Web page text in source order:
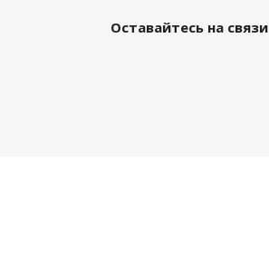
Оставайтесь на связи